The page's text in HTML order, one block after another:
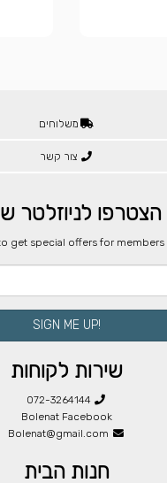
משלוחים
צור קשר
הצטרפו לניוזלטר
get special offers for members
!SIGN ME UP
שירות לקוחות
072-3264144
Bolenat Facebook
Bolenat@gmail.com
חנות הבית